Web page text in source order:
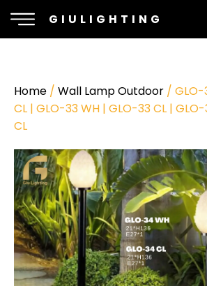
GIULIGHTING
Home / Wall Lamp Outdoor / GLO-
CL | GLO-33 WH | GLO-33 CL |
CL